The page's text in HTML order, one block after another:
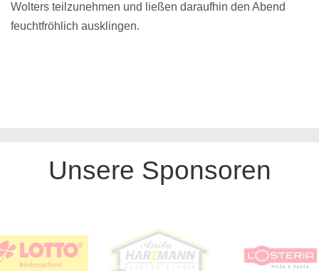
Wolters teilzunehmen und ließen daraufhin den Abend
feuchtfröhlich ausklingen.
Unsere Sponsoren